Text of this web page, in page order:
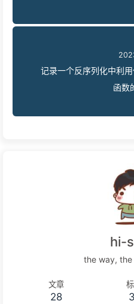
记录一个反序列化中利
函数
hi-
the way,
文章
28